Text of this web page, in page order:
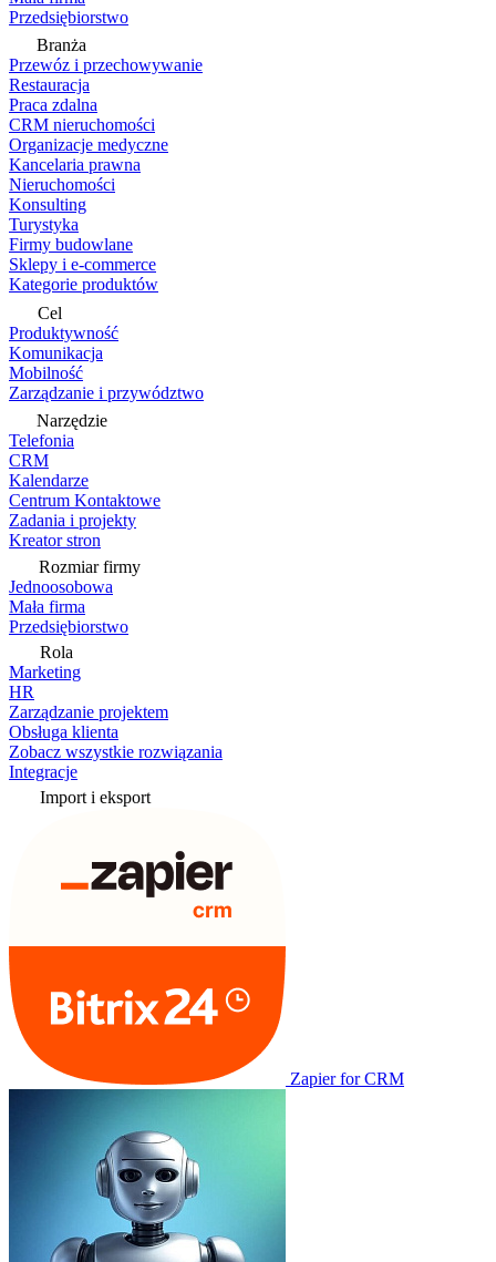
Przedsiębiorstwo
Branża
Przewóz i przechowywanie
Restauracja
Praca zdalna
CRM nieruchomości
Organizacje medyczne
Kancelaria prawna
Nieruchomości
Konsulting
Turystyka
Firmy budowlane
Sklepy i e-commerce
Kategorie produktów
Cel
Produktywność
Komunikacja
Mobilność
Zarządzanie i przywództwo
Narzędzie
Telefonia
CRM
Kalendarze
Centrum Kontaktowe
Zadania i projekty
Kreator stron
Rozmiar firmy
Jednoosobowa
Mała firma
Przedsiębiorstwo
Rola
Marketing
HR
Zarządzanie projektem
Obsługa klienta
Zobacz wszystkie rozwiązania
Integracje
Import i eksport
Zapier for CRM